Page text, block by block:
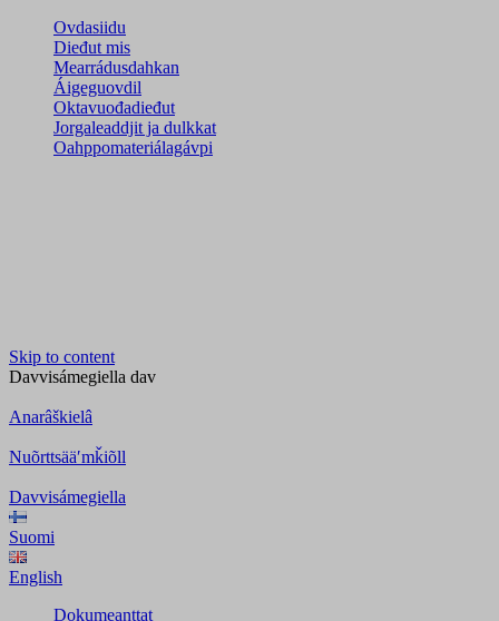
Ovdasiidu
Dieđut mis
Mearrádusdahkan
Áigeguovdil
Oktavuođadieđut
Jorgaleaddjit ja dulkkat
Oahppomateriálagávpi
Skip to content
Davvisámegiella dav
Anarâškielâ
Nuõrttsääʹmǩiõll
Davvisámegiella
Suomi
English
Dokumeanttat